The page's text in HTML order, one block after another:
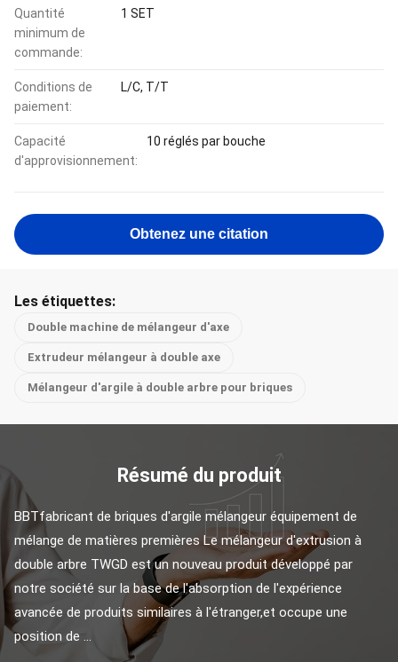
Quantité
minimum de
commande:
1 SET
Conditions de
paiement:
L/C, T/T
Capacité
d'approvisionnement:
10 réglés par bouche
Obtenez une citation
Les étiquettes:
Double machine de mélangeur d'axe
Extrudeur mélangeur à double axe
Mélangeur d'argile à double arbre pour briques
Résumé du produit
BBTfabricant de briques d'argile mélangeur équipement de
mélange de matières premières Le mélangeur d'extrusion à
double arbre TWGD est un nouveau produit développé par
notre société sur la base de l'absorption de l'expérience
avancée de produits similaires à l'étranger,et occupe une
position de ...